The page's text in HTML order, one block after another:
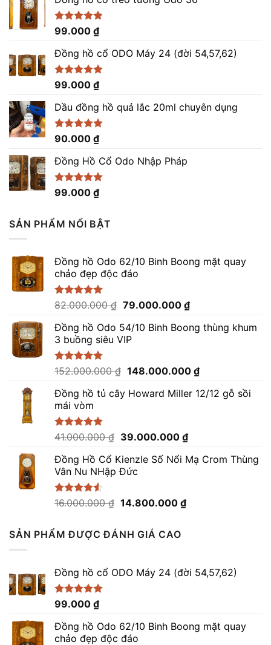
Được xếp
4.86
5 sao
99.000 ₫
Đồng hồ cổ ODO Máy 24 (đời 54,57,62)
Được xếp
5.00
5 sao
99.000 ₫
Dầu đồng hồ quả lắc 20ml chuyên dụng
Được xếp
5.00
5 sao
90.000 ₫
Đồng Hồ Cổ Odo Nhập Pháp
Được xếp
4.96
99.000 ₫
SẢN PHẨM NỔI BẬT
Đồng hồ Odo 62/10 Binh Boong mặt quay
chảo đẹp độc đáo
Được xếp
5 sao
82.000.000₫ Giá
là:
82.000.000 ₫.
79.000.000 ₫Giá
tại
Đồng hồ Odo 54/10 Binh Boong thùng khum
3 buồng siêu VIP
Được xếp
5 sao
152.000.000₫ Giá
là:
148.000.000 ₫Giá
tại
Đồng hồ tủ cây Howard Miller 12/12 gỗ sồi
mái vòm
Được xếp
5 sao
41.000.000₫ Giá
là:
41.000.000 ₫.
39.000.000 ₫Giá
tại
Đồng Hồ Cổ Kienzle Số Nổi Mạ Crom Thùng
Vân Nu NHập Đức
Được xếp
16.000.000₫ Giá
là:
16.000.000 ₫.
14.800.000 ₫Giá
SẢN PHẨM ĐƯỢC ĐÁNH GIÁ CAO
Đồng hồ cổ ODO Máy 24 (đời 54,57,62)
Được xếp
5.00
5 sao
99.000 ₫
Đồng hồ Odo 62/10 Binh Boong mặt quay
chảo đẹp độc đáo